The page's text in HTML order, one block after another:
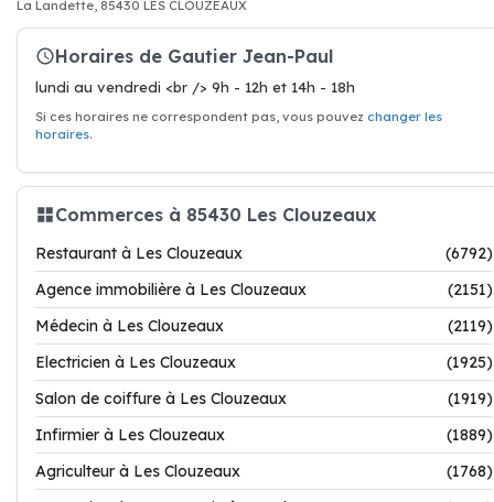
La Landette, 85430 LES CLOUZEAUX
Horaires de Gautier Jean-Paul
lundi au vendredi <br /> 9h - 12h et 14h - 18h
Si ces horaires ne correspondent pas, vous pouvez changer les
horaires.
Commerces à 85430 Les Clouzeaux
Restaurant à Les Clouzeaux
(6792)
Agence immobilière à Les Clouzeaux
(2151)
Médecin à Les Clouzeaux
(2119)
Electricien à Les Clouzeaux
(1925)
Salon de coiffure à Les Clouzeaux
(1919)
Infirmier à Les Clouzeaux
(1889)
Agriculteur à Les Clouzeaux
(1768)